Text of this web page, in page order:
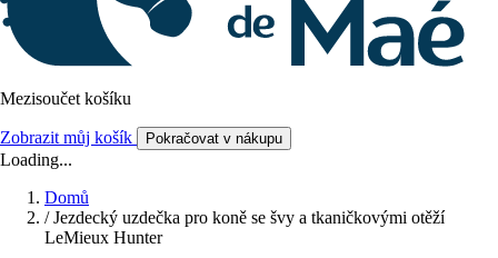
Mezisoučet košíku
Zobrazit můj košík Pokračovat v nákupu
Loading...
Domů
/ Jezdecký uzdečka pro koně se švy a tkaničkovými otěží
LeMieux Hunter